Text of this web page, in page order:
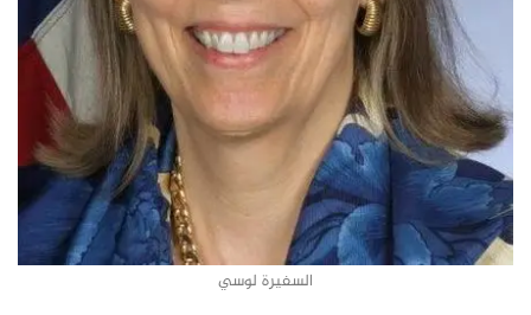
السفيرة لوسي